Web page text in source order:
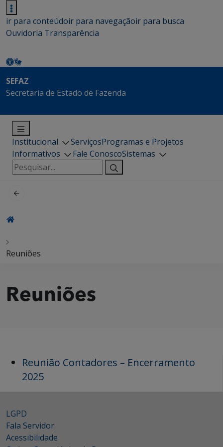
ir para conteúdoir para navegaçãoir para busca
Ouvidoria Transparência
SEFAZ
Secretaria de Estado de Fazenda
Institucional ServiçosProgramas e Projetos
Informativos
Fale ConoscoSistemas
Pesquisar
por:
Reuniões
Reuniões
Reunião Contadores – Encerramento
2025
LGPD
Fala Servidor
Acessibilidade